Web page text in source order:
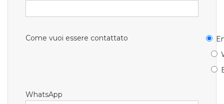
Come vuoi essere contattato
WhatsApp